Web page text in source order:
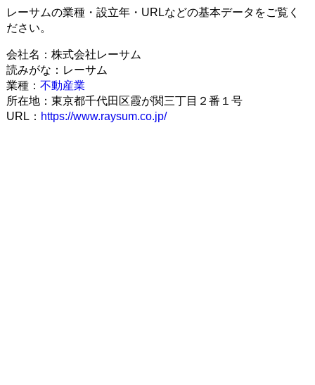
レーサムの業種・設立年・URLなどの基本データをご覧く
ださい。
会社名：株式会社レーサム
読みがな：レーサム
業種： 不動産業
所在地：東京都千代田区霞が関三丁目２番１号
URL： https://www.raysum.co.jp/